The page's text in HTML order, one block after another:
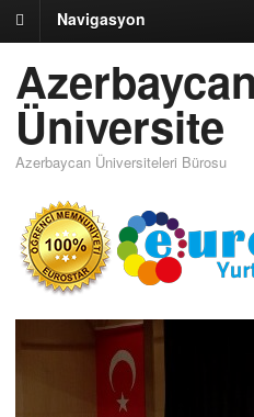
Navigasyon
Üniversite
Azerbaycan Üniversiteleri Bürosu